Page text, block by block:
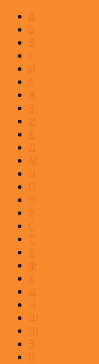
А
Б
В
Г
Д
Е
Ж
З
И
К
Л
М
Н
О
П
Р
С
Т
У
Ф
Х
Ц
Ч
Ш
Щ
Э
Я